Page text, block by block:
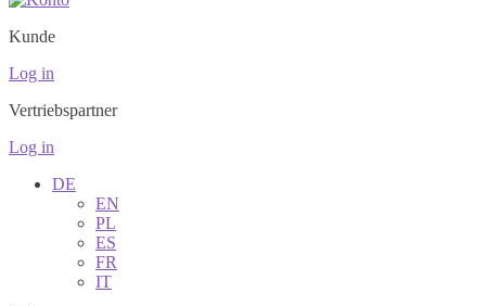
Kunde
Log in
Vertriebspartner
Log in
DE
EN
PL
ES
FR
IT